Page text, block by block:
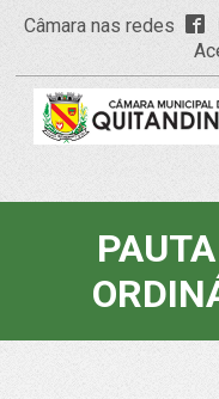
Câmara nas redes